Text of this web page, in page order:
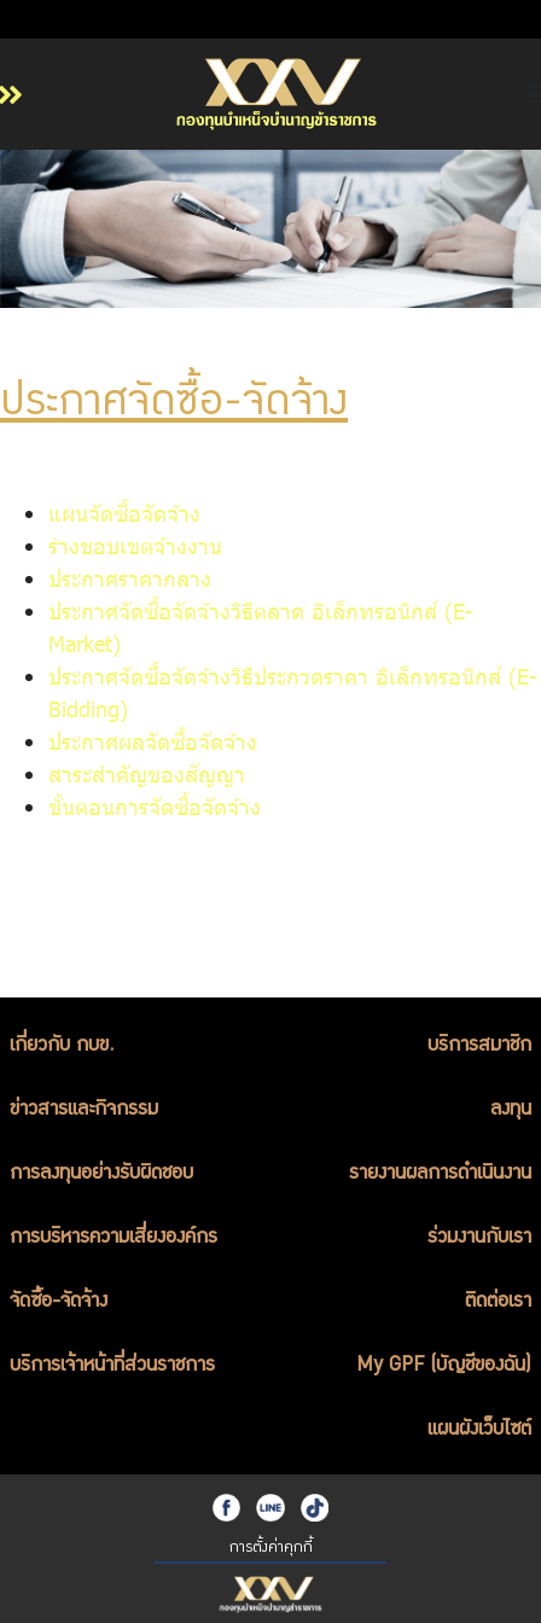
หน้าหลัก
เกี่ยวกับ กบข.
บริการสมาชิก
ลงทุน
รายงานผลการดำเนินงาน
บริการเจ้าหน้าที่ส่วนราชการ
ร่วมงานกับเรา
ติดต่อเรา
ไทย | Eng
ประกาศจัดซื้อ-จัดจ้าง
แผนจัดซื้อจัดจ้าง
ร่างขอบเขตจ้างงาน
ประกาศราคากลาง
ประกาศจัดซื้อจัดจ้างวิธีตลาด อิเล็กทรอนิกส์ (E-
Market)
ประกาศจัดซื้อจัดจ้างวิธีประกวดราคา อิเล็กทรอนิกส์ (E-
Bidding)
ประกาศผลจัดซื้อจัดจ้าง
สาระสำคัญของสัญญา
ขั้นตอนการจัดซื้อจัดจ้าง
เกี่ยวกับ กบข. บริการสมาชิก
ข่าวสารและกิจกรรม ลงทุน
การลงทุนอย่างรับผิดชอบ รายงานผลการดำเนินงาน
การบริหารความเสี่ยงองค์กร ร่วมงานกับเรา
จัดซื้อ-จัดจ้าง ติดต่อเรา
บริการเจ้าหน้าที่ส่วนราชการ My GPF (บัญชีของฉัน)
แผนผังเว็บไซต์
การตั้งค่าคุกกี้